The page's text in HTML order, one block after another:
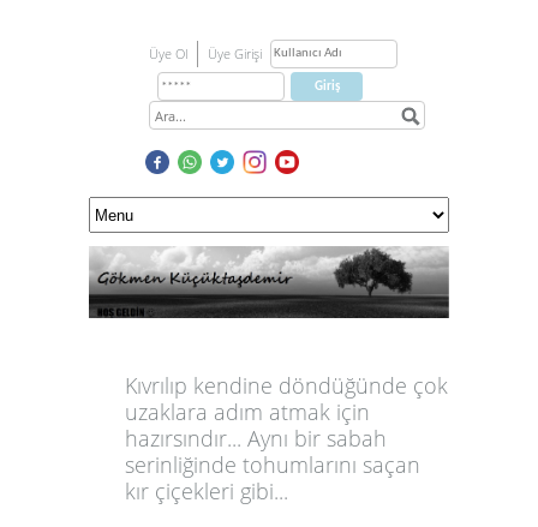
Üye Ol Üye Girişi
Kıvrılıp kendine döndüğünde çok
uzaklara adım atmak için
hazırsındır... Aynı bir sabah
serinliğinde tohumlarını saçan
kır çiçekleri gibi...